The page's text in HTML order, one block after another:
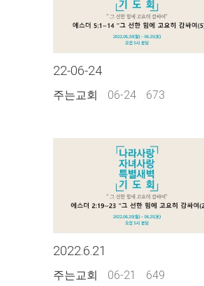
22-06-24
주는교회 06-24 673
2022.6.21
주는교회 06-21 649